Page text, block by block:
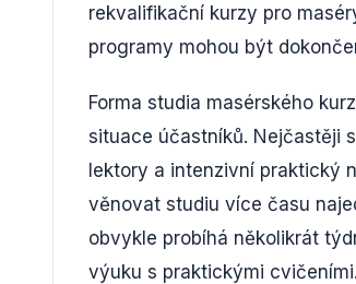
rekvalifikační kurzy pro
programy mohou být
Forma studia masérského
situace účastníků. Nejčastěji
lektory a intenzivní praktický
věnovat studiu více času
obvykle probíhá několikrát
výuku s praktickými cvičeními.